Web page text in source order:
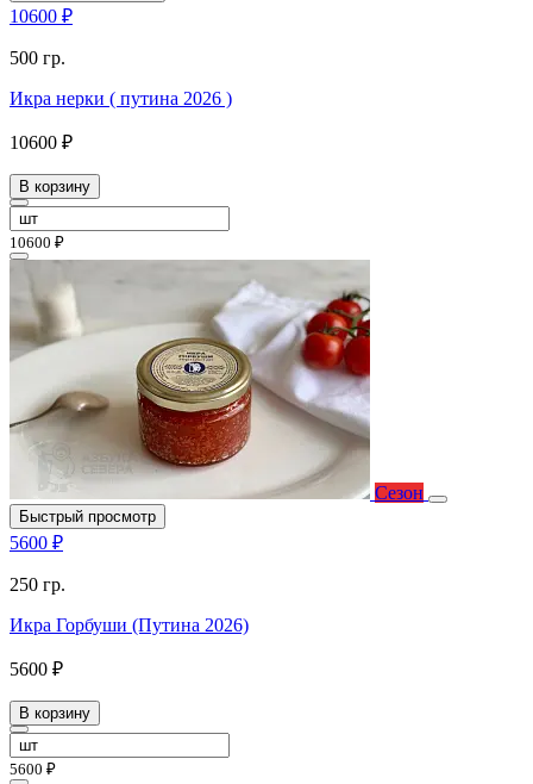
10600 ₽
500 гр.
Икра нерки ( путина 2026 )
10600 ₽
В корзину
10600 ₽
Сезон
Быстрый просмотр
5600 ₽
250 гр.
Икра Горбуши (Путина 2026)
5600 ₽
В корзину
5600 ₽